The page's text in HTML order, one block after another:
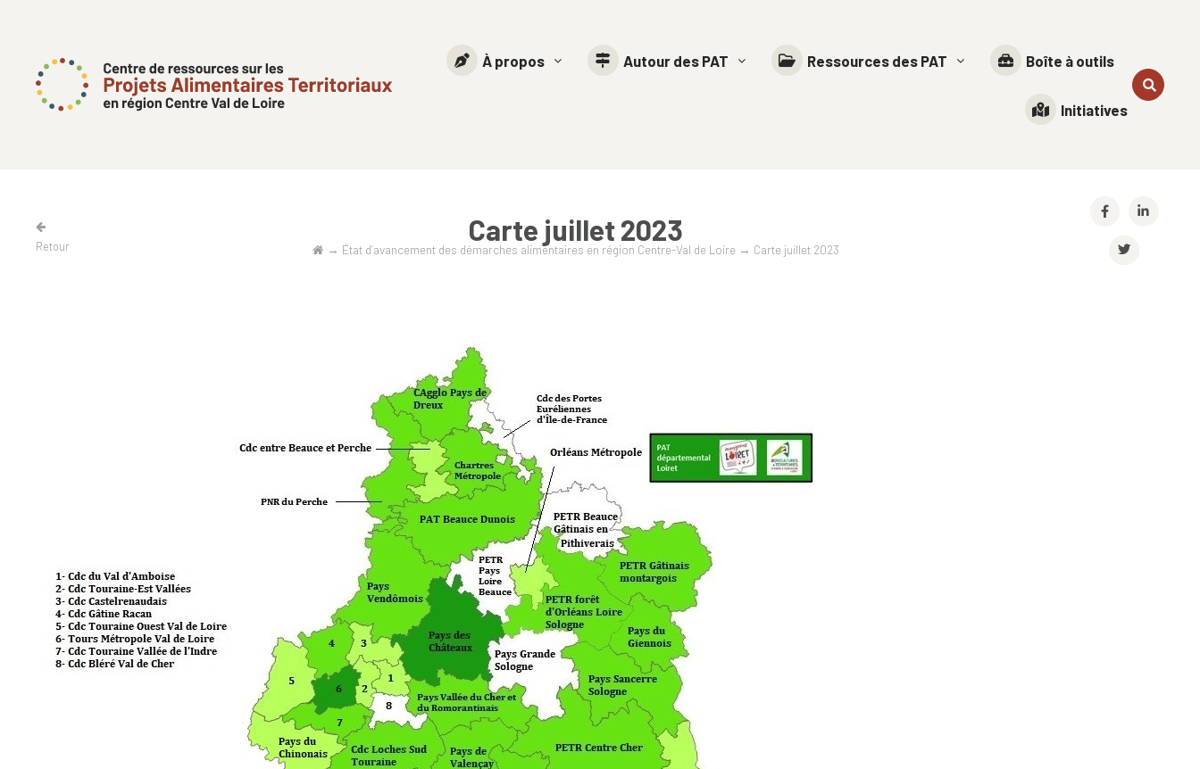
À propos Autour des PAT Ressources des PAT Boîte à outils
Initiatives
Retour Carte juillet 2023
→ État d’avancement des démarches alimentaires en région Centre-Val de Loire → Carte juillet 2023